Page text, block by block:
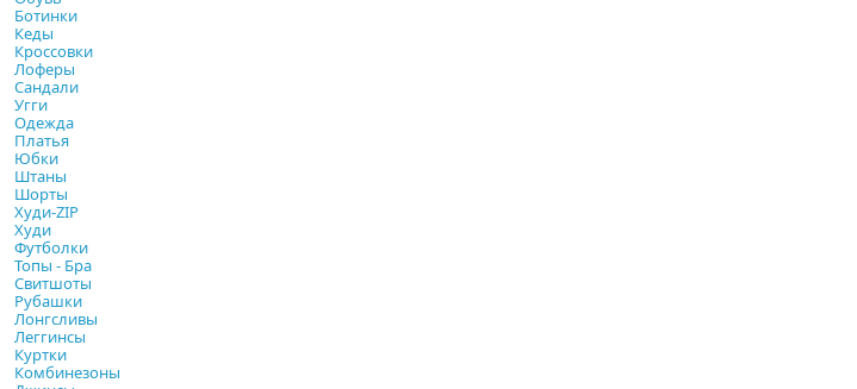
Ботинки
Кеды
Кроссовки
Лоферы
Сандали
Угги
Одежда
Платья
Юбки
Штаны
Шорты
Худи-ZIP
Худи
Футболки
Топы - Бра
Свитшоты
Рубашки
Лонгсливы
Леггинсы
Куртки
Комбинезоны